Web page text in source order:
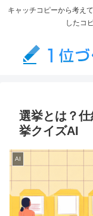
キャッチコピーから考え
したコ
選挙とは？
挙クイズAI
AI